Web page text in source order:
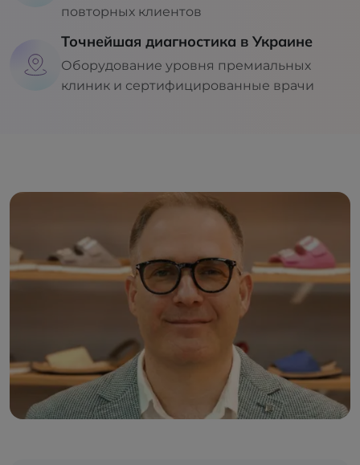
повторных клиентов
Точнейшая диагностика в Украине
Оборудование уровня премиальных
клиник и сертифицированные врачи